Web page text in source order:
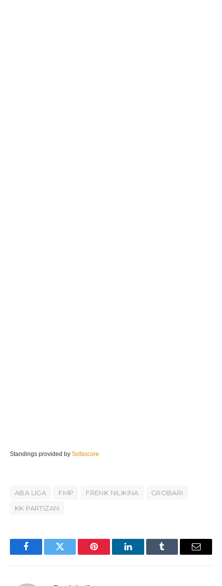
Standings provided by Sofascore
ABA LIGA FMP FRENK NILIKINA
GROBARI
KK PARTIZAN
FacebookTwitter Pinterest LinkedInTumblr Email